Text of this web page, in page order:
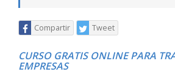
Compartir Tweet
CURSO GRATIS ONLINE PARA
EMPRESAS